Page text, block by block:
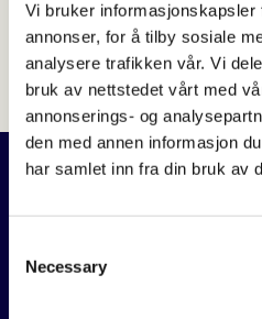
Vi bruker informasjonskapsler
annonser, for å tilby sosiale
analysere trafikken vår. Vi
bruk av nettstedet vårt med
annonserings- og
den med annen informasjon
har samlet inn fra din bruk av
Selection
Necessary
Er du klar for
med KI?